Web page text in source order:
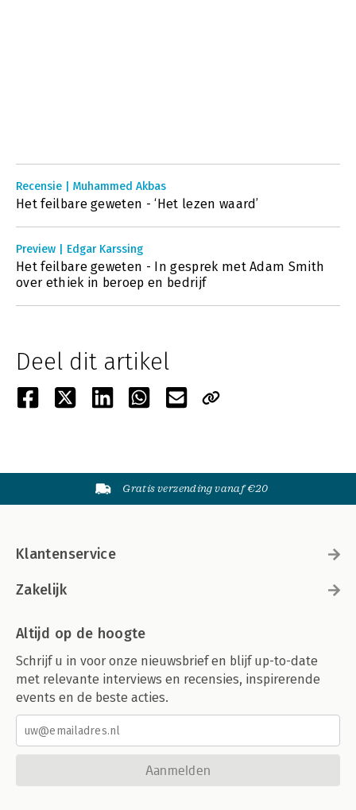
Recensie | Muhammed Akbas
Het feilbare geweten - ‘Het lezen waard’
Preview | Edgar Karssing
Het feilbare geweten - In gesprek met Adam Smith
over ethiek in beroep en bedrijf
Deel dit artikel
Gratis verzending vanaf €20
Klantenservice
Zakelijk
Altijd op de hoogte
Schrijf u in voor onze nieuwsbrief en blijf up-to-date
met relevante interviews en recensies, inspirerende
events en de beste acties.
Aanmelden